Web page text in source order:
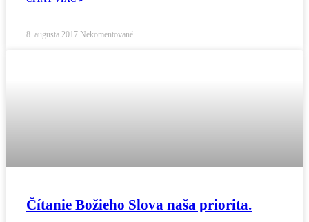
8. augusta 2017 Nekomentované
Čítanie Božieho Slova naša priorita.